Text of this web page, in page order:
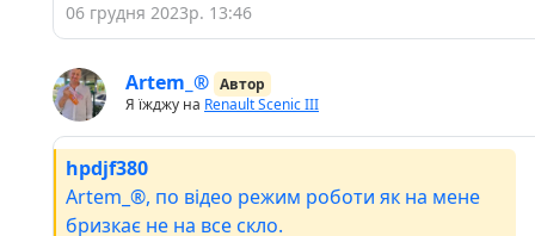
06 грудня 2023р. 13:46
Artem_® Автор
Я їжджу на Renault Scenic III
hpdjf380
Artem_®, по відео режим роботи як на мене
бризкає не на все скло.